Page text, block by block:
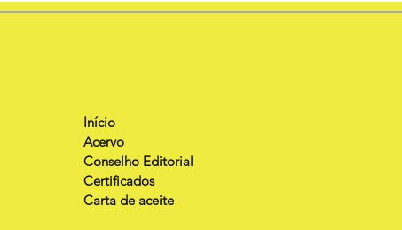
Início
Acervo
Conselho Editorial
Certificados
Carta de aceite